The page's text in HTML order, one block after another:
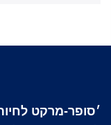
׳סופר-מרקט